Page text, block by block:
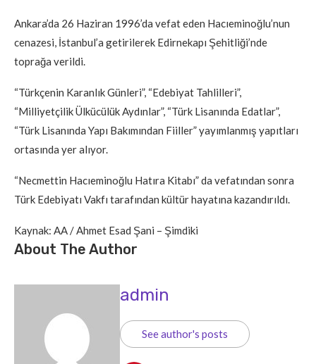
Ankara’da 26 Haziran 1996’da vefat eden Hacıeminoğlu’nun
cenazesi, İstanbul’a getirilerek Edirnekapı Şehitliği’nde
toprağa verildi.
“Türkçenin Karanlık Günleri”, “Edebiyat Tahlilleri”,
“Milliyetçilik Ülkücülük Aydınlar”, “Türk Lisanında Edatlar”,
“Türk Lisanında Yapı Bakımından Fiiller” yayımlanmış yapıtları
ortasında yer alıyor.
“Necmettin Hacıeminoğlu Hatıra Kitabı” da vefatından sonra
Türk Edebiyatı Vakfı tarafından kültür hayatına kazandırıldı.
Kaynak: AA / Ahmet Esad Şani – Şimdiki
About The Author
admin
See author's posts